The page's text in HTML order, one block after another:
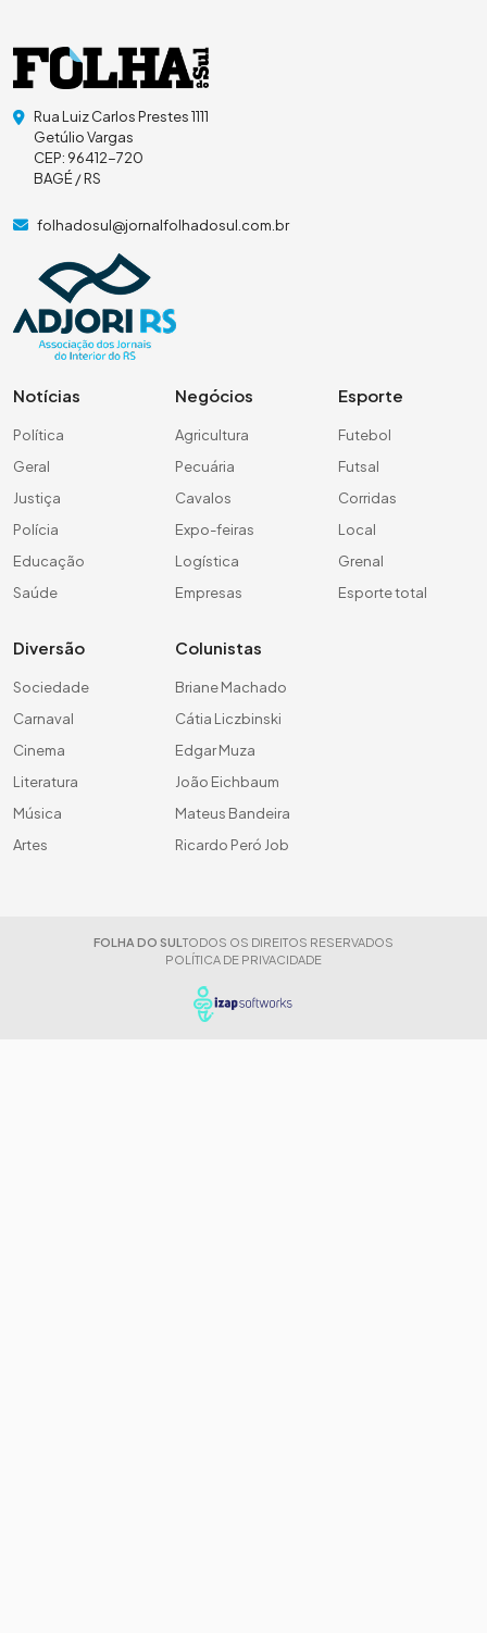
Rua Luiz Carlos Prestes 1111
Getúlio Vargas
CEP: 96412-720
BAGÉ / RS
folhadosul@jornalfolhadosul.com.br
Notícias
Política
Geral
Justiça
Polícia
Educação
Saúde
Negócios
Agricultura
Pecuária
Cavalos
Expo-feiras
Logística
Empresas
Esporte
Futebol
Futsal
Corridas
Local
Grenal
Esporte total
Diversão
Sociedade
Carnaval
Cinema
Literatura
Música
Artes
Colunistas
Briane Machado
Cátia Liczbinski
Edgar Muza
João Eichbaum
Mateus Bandeira
Ricardo Peró Job
FOLHA DO SUL TODOS OS DIREITOS RESERVADOS
POLÍTICA DE PRIVACIDADE